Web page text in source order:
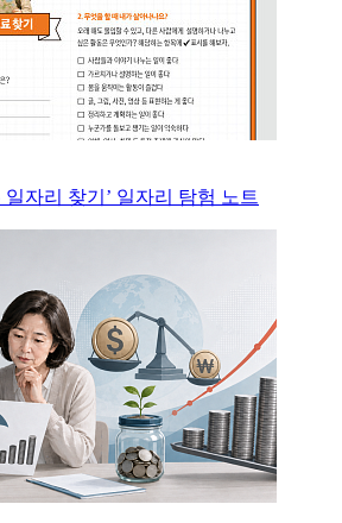
일자리 찾기’ 일자리 탐험 노트